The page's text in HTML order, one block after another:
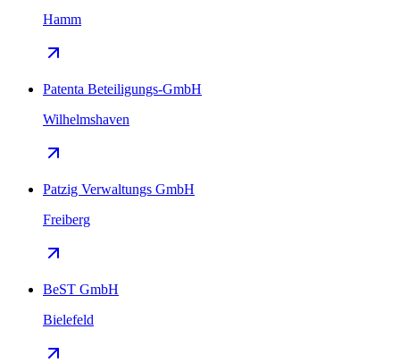
Hamm
Patenta Beteiligungs-GmbH
Wilhelmshaven
Patzig Verwaltungs GmbH
Freiberg
BeST GmbH
Bielefeld